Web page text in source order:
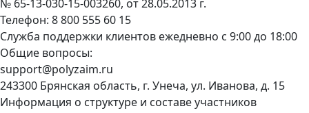
№ 65-13-030-15-003260, от 28.05.2013 г.
Телефон: 8 800 555 60 15
Служба поддержки клиентов ежедневно с 9:00 до 18:00
Общие вопросы:
support@polyzaim.ru
243300 Брянская область, г. Унеча, ул. Иванова, д. 15
Информация о структуре и составе участников